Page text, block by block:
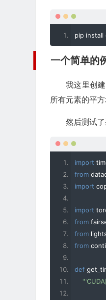
pip install
一个简单的
我这里创
所有元素的平方
然后测试
import
from
import
import
from
from
from
def